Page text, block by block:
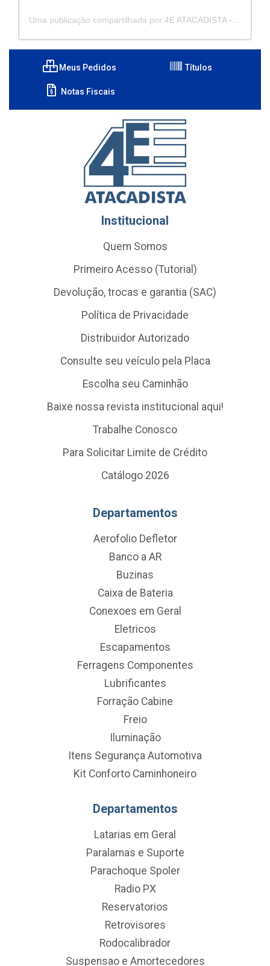
Meus Pedidos Títulos
Notas Fiscais
Institucional
Quem Somos
Primeiro Acesso (Tutorial)
Devolução, trocas e garantia (SAC)
Política de Privacidade
Distribuidor Autorizado
Consulte seu veículo pela Placa
Escolha seu Caminhão
Baixe nossa revista institucional aqui!
Trabalhe Conosco
Para Solicitar Limite de Crédito
Catálogo 2026
Departamentos
Aerofolio Defletor
Banco a AR
Buzinas
Caixa de Bateria
Conexoes em Geral
Eletricos
Escapamentos
Ferragens Componentes
Lubrificantes
Forração Cabine
Freio
Iluminação
Itens Segurança Automotiva
Kit Conforto Caminhoneiro
Departamentos
Latarias em Geral
Paralamas e Suporte
Parachoque Spoler
Radio PX
Reservatorios
Retrovisores
Rodocalibrador
Suspensao e Amortecedores